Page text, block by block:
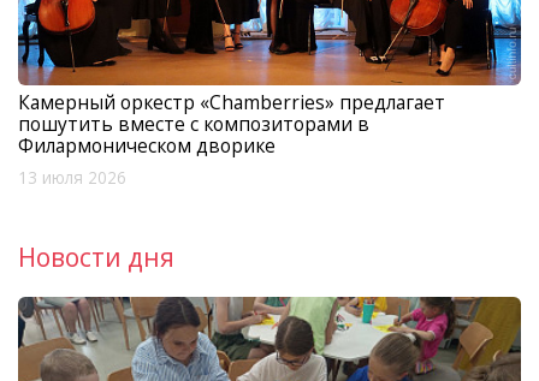
Камерный оркестр «Chamberries» предлагает
пошутить вместе с композиторами в
Филармоническом дворике
13 июля 2026
Новости дня